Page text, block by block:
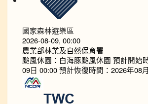
國家森林遊樂區
2026-08-09, 00:00
農業部林業及自然保育署
颱風休園：白海豚颱風休園 預計開始
09日 00:00 預計恢復時間：2026年08